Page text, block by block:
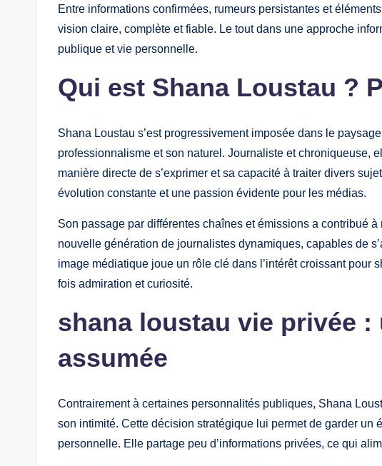
Entre informations confirmées, rumeurs persistantes et
vision claire, complète et fiable. Le tout dans une approche
publique et vie personnelle.
Qui est Shana Loustau ?
Shana Loustau s’est progressivement imposée dans le
professionnalisme et son naturel. Journaliste et chroniqueuse,
manière directe de s’exprimer et sa capacité à traiter divers
évolution constante et une passion évidente pour les médias.
Son passage par différentes chaînes et émissions a contribué
nouvelle génération de journalistes dynamiques, capables de
image médiatique joue un rôle clé dans l’intérêt croissant pour
fois admiration et curiosité.
shana loustau vie privée
assumée
Contrairement à certaines personnalités publiques, Shana
son intimité. Cette décision stratégique lui permet de garder un
personnelle. Elle partage peu d’informations privées, ce qui